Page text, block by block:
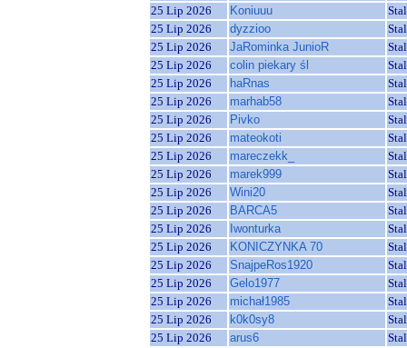
25 Lip 2026
Koniuuu
25 Lip 2026
dyzzioo
25 Lip 2026
JaRominka JunioR
25 Lip 2026
colin piekary śl
25 Lip 2026
haRnas
25 Lip 2026
marhab58
25 Lip 2026
Pivko
25 Lip 2026
mateokoti
25 Lip 2026
mareczekk_
25 Lip 2026
marek999
25 Lip 2026
Wini20
25 Lip 2026
BARCA5
25 Lip 2026
Iwonturka
25 Lip 2026
KONICZYNKA 70
25 Lip 2026
SnajpeRos1920
25 Lip 2026
Gelo1977
25 Lip 2026
michał1985
25 Lip 2026
k0k0sy8
25 Lip 2026
arus6